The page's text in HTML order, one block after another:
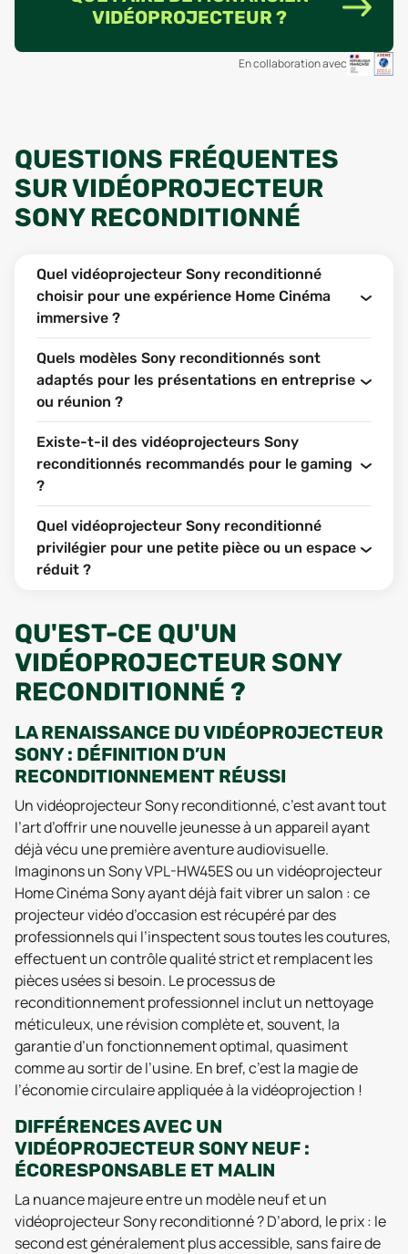
VIDÉOPROJECTEUR ?
En collaboration avec
QUESTIONS FRÉQUENTES
SUR VIDÉOPROJECTEUR
SONY RECONDITIONNÉ
Quel vidéoprojecteur Sony reconditionné
choisir pour une expérience Home Cinéma
immersive ?
Quels modèles Sony reconditionnés sont
adaptés pour les présentations en entreprise
ou réunion ?
Existe-t-il des vidéoprojecteurs Sony
reconditionnés recommandés pour le gaming
?
Quel vidéoprojecteur Sony reconditionné
privilégier pour une petite pièce ou un espace
réduit ?
QU'EST-CE QU'UN
VIDÉOPROJECTEUR SONY
RECONDITIONNÉ ?
LA RENAISSANCE DU VIDÉOPROJECTEUR
SONY : DÉFINITION D’UN
RECONDITIONNEMENT RÉUSSI
Un vidéoprojecteur Sony reconditionné, c’est avant tout
l’art d’offrir une nouvelle jeunesse à un appareil ayant
déjà vécu une première aventure audiovisuelle.
Imaginons un Sony VPL-HW45ES ou un vidéoprojecteur
Home Cinéma Sony ayant déjà fait vibrer un salon : ce
projecteur vidéo d’occasion est récupéré par des
professionnels qui l’inspectent sous toutes les coutures,
effectuent un contrôle qualité strict et remplacent les
pièces usées si besoin. Le processus de
reconditionnement professionnel inclut un nettoyage
méticuleux, une révision complète et, souvent, la
garantie d’un fonctionnement optimal, quasiment
comme au sortir de l’usine. En bref, c’est la magie de
l’économie circulaire appliquée à la vidéoprojection !
DIFFÉRENCES AVEC UN
VIDÉOPROJECTEUR SONY NEUF :
ÉCORESPONSABLE ET MALIN
La nuance majeure entre un modèle neuf et un
vidéoprojecteur Sony reconditionné ? D’abord, le prix : le
second est généralement plus accessible, sans faire de